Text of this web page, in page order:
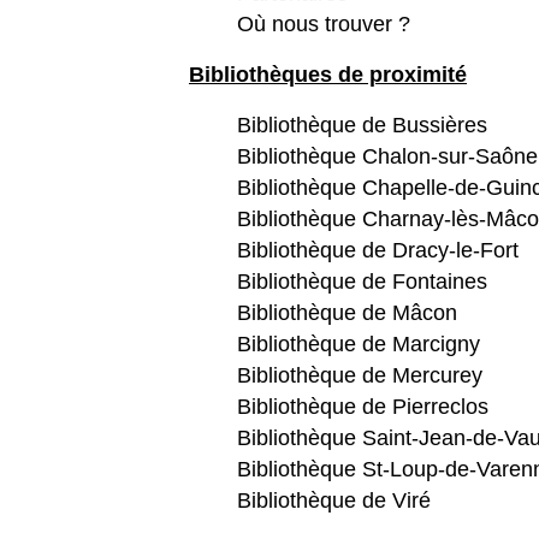
Où nous trouver ?
Bibliothèques de proximité
Bibliothèque de Bussières
Bibliothèque Chalon-sur-Saône
Bibliothèque Chapelle-de-
Bibliothèque Charnay-lès-
Bibliothèque de Dracy-le-Fort
Bibliothèque de Fontaines
Bibliothèque de Mâcon
Bibliothèque de Marcigny
Bibliothèque de Mercurey
Bibliothèque de Pierreclos
Bibliothèque Saint-Jean-de-
Bibliothèque St-Loup-de-
Bibliothèque de Viré